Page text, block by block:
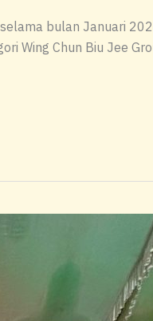
bulan Januari
Wing Chun Biu Jee